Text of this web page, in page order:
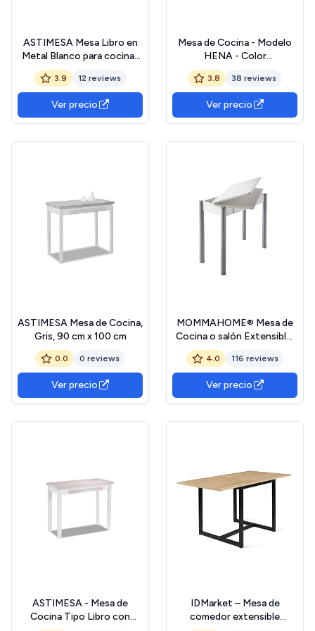
ASTIMESA Mesa Libro en
Metal Blanco para cocinas
Cristal Blanco 80x40 cms
3.9 12 reviews
Ver precio
Mesa de Cocina - Modelo
HENA - Color
Blanco/Blanco - Material
MDF/Madera - Medidas 80
x 40/80 x 76 cm
3.8 38 reviews
Ver precio
ASTIMESA Mesa de Cocina,
Gris, 90 cm x 100 cm
0.0 0 reviews
Ver precio
MOMMAHOME® Mesa de
Cocina o salón Extensible,
Mesa Comedor Extensible,
Mesa Plegable, Mesa
Comedor Moderna, Color
Blanco/Plata, RIBETA,
Medidas 80x40/80x78 cm
4.0 116 reviews
Ver precio
ASTIMESA - Mesa de
Cocina Tipo Libro con
IDMarket – Mesa de
comedor extensible